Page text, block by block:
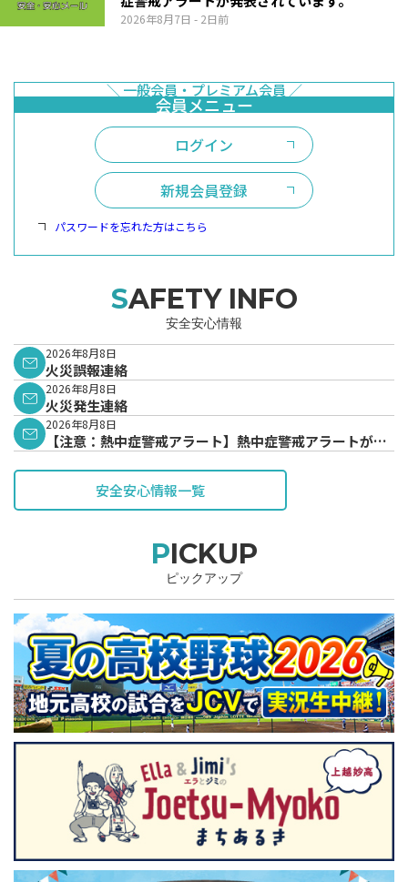
2026年8月7日 - 2日前
ログイン
新規会員登録
パスワードを忘れた方はこちら
SAFETY INFO
安全安心情報
2026年8月8日
火災誤報連絡
2026年8月8日
火災発生連絡
2026年8月8日
【注意：熱中症警戒アラート】熱中症警戒アラートが発
安全安心情報一覧
PICKUP
ピックアップ